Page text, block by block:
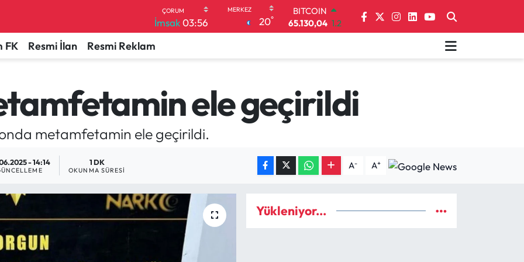
İmsak03:56 20°
65.130,04 1.2
DOLAR
64,4046 0.35
GRAM ALTIN
6648.99 2.59
FK Resmi İlan Resmi Reklam
ele geçirildi
metamfetamin ele geçirildi.
- 14:14 1 DK
OKUNMA SÜRESI A- A+
Yükleniyor...